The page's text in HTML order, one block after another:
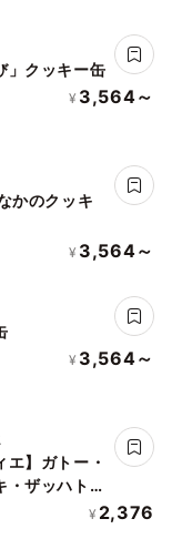
」クッキー缶
¥ 3,564～
かのクッキ
¥ 3,564～
¥ 3,564～
エ】ガトー・
・ザッハトル
¥ 2,376